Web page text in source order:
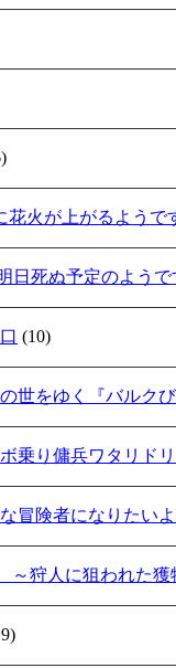
花火が上がるよう
日死ぬ予定のよう
(10)
世をゆく『バルク
乗り傭兵ワタリド
冒険者になりたい
～狩人に狙われた獲